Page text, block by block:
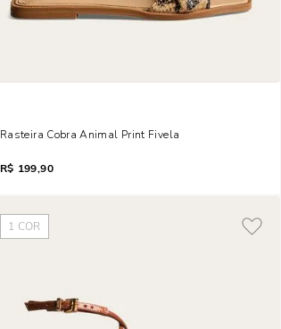
Rasteira Cobra Animal Print Fivela
R$ 199,90
1 COR